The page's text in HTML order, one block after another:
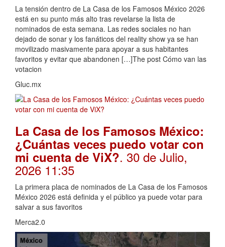
La tensión dentro de La Casa de los Famosos México 2026
está en su punto más alto tras revelarse la lista de
nominados de esta semana. Las redes sociales no han
dejado de sonar y los fanáticos del reality show ya se han
movilizado masivamente para apoyar a sus habitantes
favoritos y evitar que abandonen […]The post Cómo van las
votacion
Gluc.mx
La Casa de los Famosos México:
¿Cuántas veces puedo votar con
mi cuenta de ViX?. 30 de Julio,
2026 11:35
La primera placa de nominados de La Casa de los Famosos
México 2026 está definida y el público ya puede votar para
salvar a sus favoritos
Merca2.0